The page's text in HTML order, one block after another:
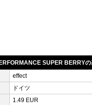
SUPER BERRYの
effect
ドイツ
1.49 EUR